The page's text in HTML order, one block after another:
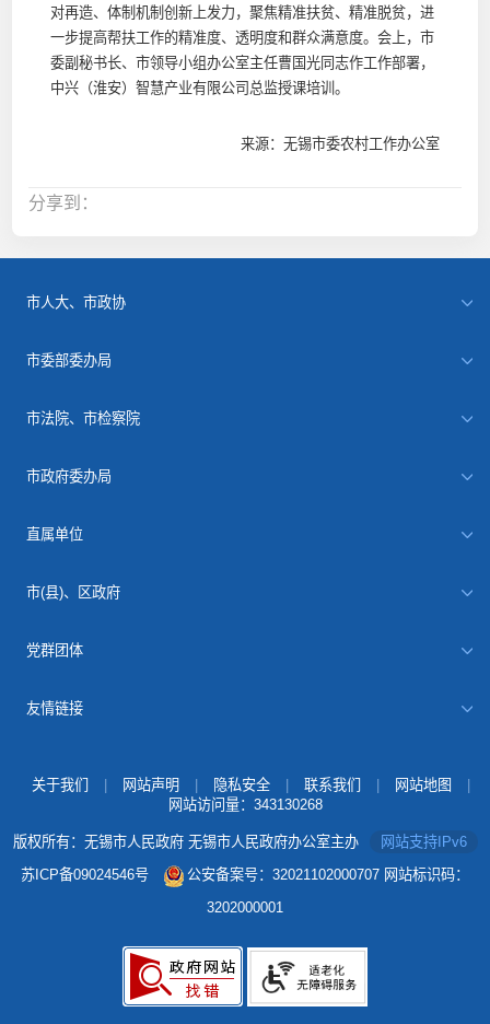
对再造、体制机制创新上发力，聚焦精准扶贫、精准脱贫，进
一步提高帮扶工作的精准度、透明度和群众满意度。会上，市
委副秘书长、市领导小组办公室主任曹国光同志作工作部署，
中兴（淮安）智慧产业有限公司总监授课培训。
来源：无锡市委农村工作办公室
分享到：
市人大、市政协
市委部委办局
市法院、市检察院
市政府委办局
直属单位
市(县)、区政府
党群团体
友情链接
关于我们 网站声明 隐私安全 联系我们 网站地图
网站访问量： 343130268
版权所有：无锡市人民政府 无锡市人民政府办公室主办
网站支持IPv6
苏ICP备09024546号
公安备案号：32021102000707 网站标识码：
3202000001